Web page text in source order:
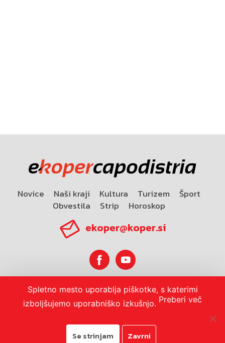
Novice Naši kraji Kultura Turizem
Šport
Obvestila
Strip Horoskop
ekoper@koper.si
Horoskop
Spletno mesto uporablja piškotke, s katerimi
izboljšujemo uporabniško izkušnjo. Preberi več
Se strinjam Zavrni